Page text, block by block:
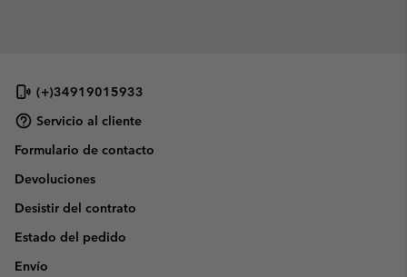
(+)34919015933
Servicio al cliente
Formulario de contacto
Devoluciones
Desistir del contrato
Estado del pedido
Envío